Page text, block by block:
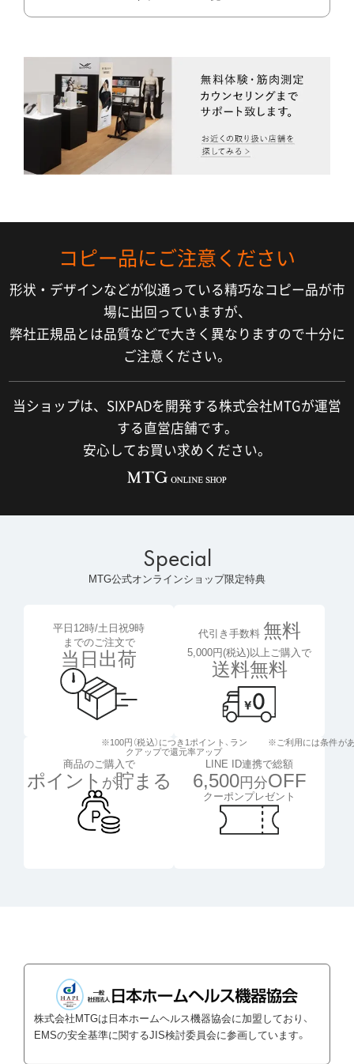
コピー品にご注意ください
形状・デザインなどが似通っている精巧なコピー品が市
場に出回っていますが、
弊社正規品とは品質などで大きく異なりますので十分に
ご注意ください。
当ショップは、SIXPADを開発する株式会社MTGが運営
する直営店舗です。
安心してお買い求めください。
Special
MTG公式オンラインショップ限定特典
平日12時/土日祝9時
までのご注文で
当日出荷
代引き手数料 無料
5,000円(税込)以上ご購入で
送料無料
商品のご購入で
ポイント が貯まる
※100円（税込）につき1ポイント、 ラン
クアップで還元率アップ
LINE ID連携で総額
6,500円分OFF
クーポンプレゼント
※ご利用には条件が
株式会社MTGは日本ホームヘルス機器協会に加盟しており、
EMSの安全基準に関するJIS検討委員会に参画しています。